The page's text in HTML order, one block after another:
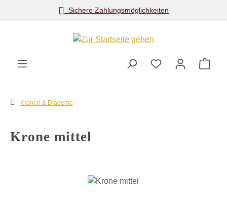
Zum Hauptinhalt springenSichere Zahlungsmöglichkeiten
Kronen & Diademe
Krone mittel
Bildergalerie überspringen